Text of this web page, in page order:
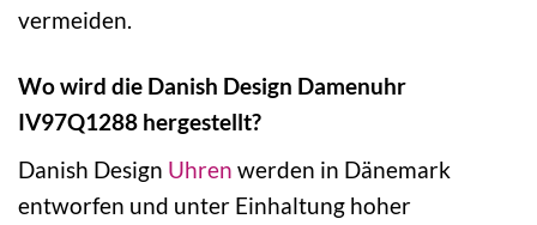
vermeiden.
Wo wird die Danish Design Damenuhr
IV97Q1288 hergestellt?
Danish Design Uhren werden in Dänemark
entworfen und unter Einhaltung hoher